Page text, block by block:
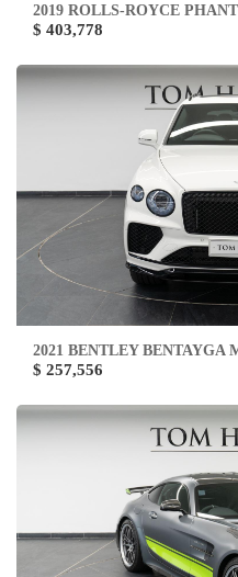
2019 ROLLS-ROYCE
$ 403,778
2021 BENTLEY BENTAYGA
$ 257,556